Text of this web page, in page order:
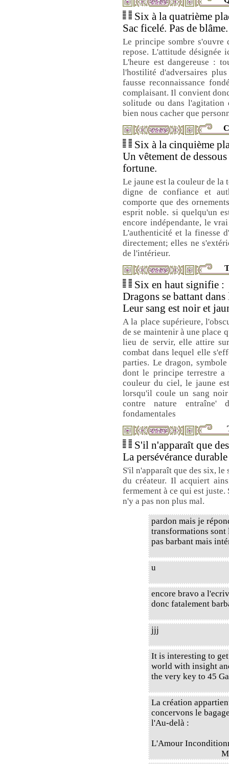
Six à la quatrième
Sac ficelé. Pas de
Le principe sombre s'ouvre
repose. L'attitude désignée
L'heure est dangereuse :
l'hostilité d'adversaires
fausse reconnaissance
complaisant. Il convient
solitude ou dans l'agitation
bien nous cacher que
Six à la cinquième
Un vêtement de
fortune.
Le jaune est la couleur de la
digne de confiance et
comporte que des
esprit noble. si quelqu'un
encore indépendante, le
L'authenticité et la finesse
directement; elles ne
de l'intérieur.
Six en haut signifie :
Dragons se battant dans
Leur sang est noir et
A la place supérieure,
de se maintenir à une place
lieu de servir, elle attire
combat dans lequel elle
parties. Le dragon,
dont le principe terrestre
couleur du ciel, le jaune
lorsqu'il coule un sang
contre nature entraîne'
fondamentales
S'il n'apparaît que
La persévérance
S'il n'apparaît que des six,
du créateur. Il acquiert
fermement à ce qui est
n'y a pas non plus mal.
pardon mais je
transformations sont
pas barbant mais
u
encore bravo a
donc fatalement
jjj
It is interesting to
world with insight
the very key to 45
La création
concervons le
l'Au-delà :
L'Amour